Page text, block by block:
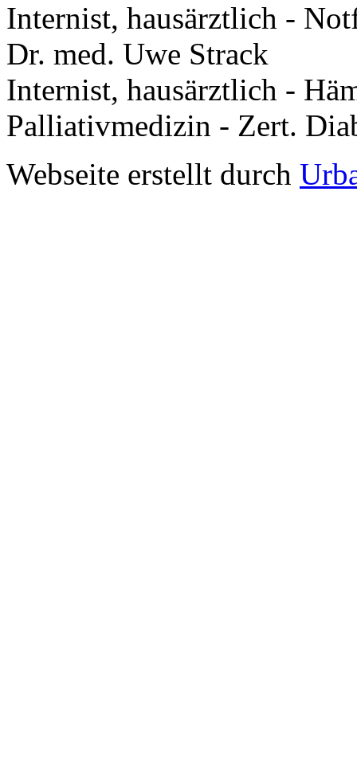
Internist, hausärztlich -
Dr. med. Uwe Strack
Internist, hausärztlich -
Palliativmedizin - Zert.
Webseite erstellt durch